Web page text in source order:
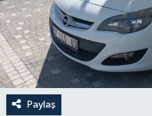
Paylaş
Sağlık & Yaşam
Siyaset
Spor